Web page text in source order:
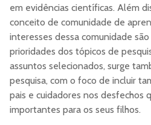
em evidências científicas. Além
conceito de comunidade de
interesses dessa comunidade
prioridades dos tópicos de
assuntos selecionados, surge
pesquisa, com o foco de incluir
pais e cuidadores nos desfechos
importantes para os seus filhos.